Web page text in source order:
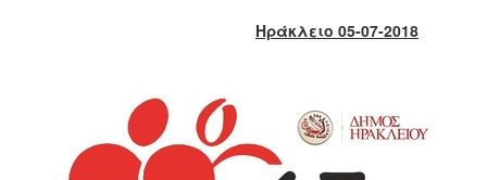
2012
Ηράκλειο 05-07-2018